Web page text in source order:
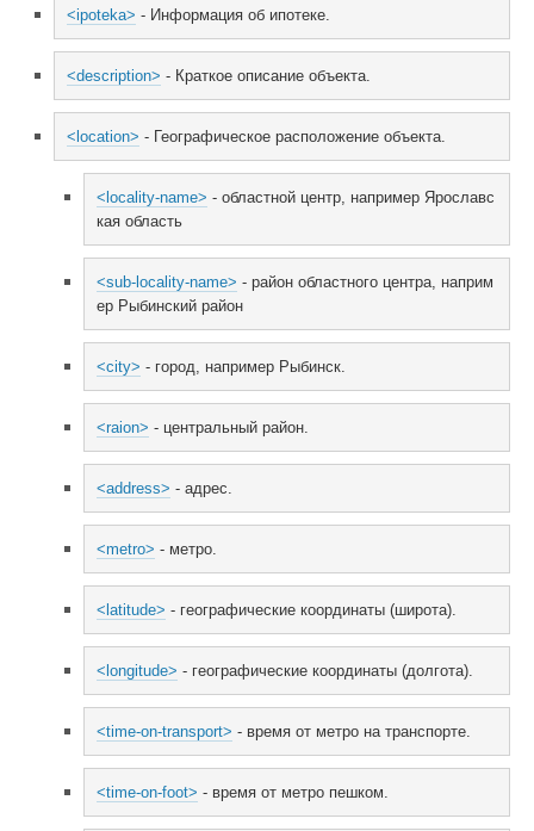
<ipoteka> - Информация об ипотеке.
<description> - Краткое описание объекта.
<location> - Географическое расположение объекта.
<locality-name> - областной центр, например Ярославс
кая область
<sub-locality-name> - район областного центра, наприм
ер Рыбинский район
<city> - город, например Рыбинск.
<raion> - центральный район.
<address> - адрес.
<metro> - метро.
<latitude> - географические координаты (широта).
<longitude> - географические координаты (долгота).
<time-on-transport> - время от метро на транспорте.
<time-on-foot> - время от метро пешком.